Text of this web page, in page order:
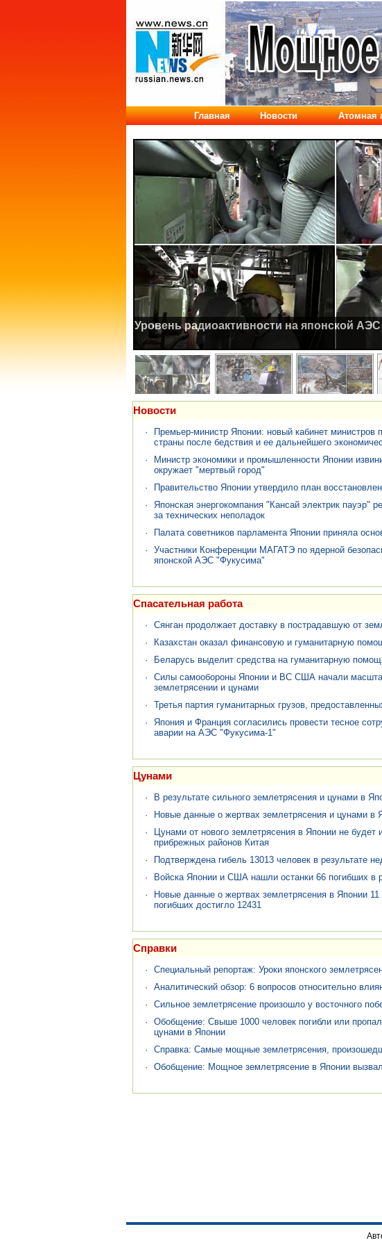
Новости
·
Премьер-министр Японии: новый кабинет министров
страны после бедствия и ее дальнейшего
·
Министр экономики и промышленности Японии
окружает "мертвый город"
·
Правительство Японии утвердило план
·
Японская энергокомпания "Кансай электрик пауэр"
за технических неполадок
·
Палата советников парламента Японии приняла
·
Участники Конференции МАГАТЭ по ядерной
японской АЭС "Фукусима"
Спасательная работа
·
Сянган продолжает доставку в пострадавшую от
·
Казахстан оказал финансовую и гуманитарную
·
Беларусь выделит средства на гуманитарную
·
Силы самообороны Японии и ВС США начали
землетрясении и цунами
·
Третья партия гуманитарных грузов,
·
Япония и Франция согласились провести тесное
аварии на АЭС "Фукусима-1"
Цунами
·
В результате сильного землетрясения и цунами в
·
Новые данные о жертвах землетрясения и цунами в
·
Цунами от нового землетрясения в Японии не будет
прибрежных районов Китая
·
Подтверждена гибель 13013 человек в результате
·
Войска Японии и США нашли останки 66 погибших в
·
Новые данные о жертвах землетрясения в Японии
погибших достигло 12431
Справки
·
Специальный репортаж: Уроки японского
·
Аналитический обзор: 6 вопросов относительно
·
Сильное землетрясение произошло у восточного
·
Обобщение: Свыше 1000 человек погибли или
цунами в Японии
·
Справка: Самые мощные землетрясения,
·
Обобщение: Мощное землетрясение в Японии